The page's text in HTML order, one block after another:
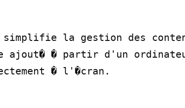
simplifie la gestion des
ajout� � partir d'un
� l'�cran.